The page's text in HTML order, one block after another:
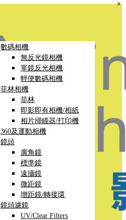
數碼相機
無反光鏡相機
單鏡反光相機
輕便數碼相機
菲林相機
菲林
即影即有相機/相紙
相片掃瞄器/打印機
360及運動相機
鏡頭
廣角鏡
標準鏡
遠攝鏡
微距鏡
增距鏡/轉接環
鏡頭濾鏡
UV/Clear Filters
×